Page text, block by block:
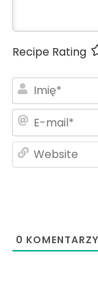
Recipe Rating
0 KOMENTARZY